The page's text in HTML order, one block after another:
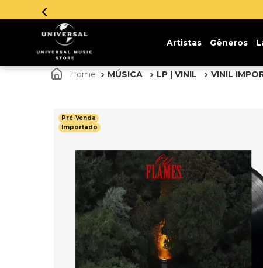
Artistas Gêneros
MÚSICA LP | VINIL VINIL
Pré-Venda
Importado